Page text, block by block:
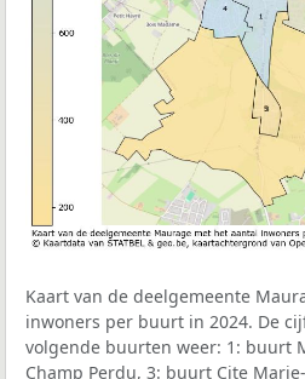
Kaart van de deelgemeente
inwoners per buurt in 2024. De
volgende buurten weer: 1: buurt
Champ Perdu, 3: buurt Cite